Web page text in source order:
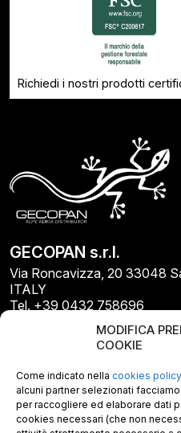
MODIFICA
COOKIE
Come indicato nella cookies policy
alcuni partner selezionati
per raccogliere ed elaborare dati
cookies necessari (che non
Richiedi i nostri prodotti
GECOPAN s.r.l.
Via Roncavizza, 20 33048
ITALY
Tel. +39 0432 758696
E-mail: info@gecopan.it
E-mail PEC: gecopan@pec.it
P.I. E C.F. 02487660306
N. REA UD 264834
Capitale sociale € 30.000